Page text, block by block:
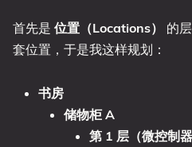
首先是 位置（Locations）
的
套位置，于是我这样规划：
书房
储物柜 A
第 1 层（微控制器